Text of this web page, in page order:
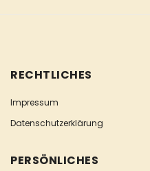
RECHTLICHES
Impressum
Datenschutzerklärung
PERSÖNLICHES